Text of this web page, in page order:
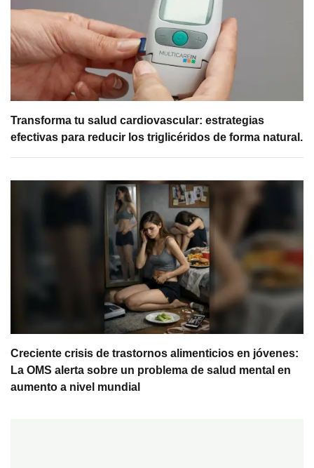
Transforma tu salud cardiovascular: estrategias
efectivas para reducir los triglicéridos de forma natural.
Creciente crisis de trastornos alimenticios en jóvenes:
La OMS alerta sobre un problema de salud mental en
aumento a nivel mundial